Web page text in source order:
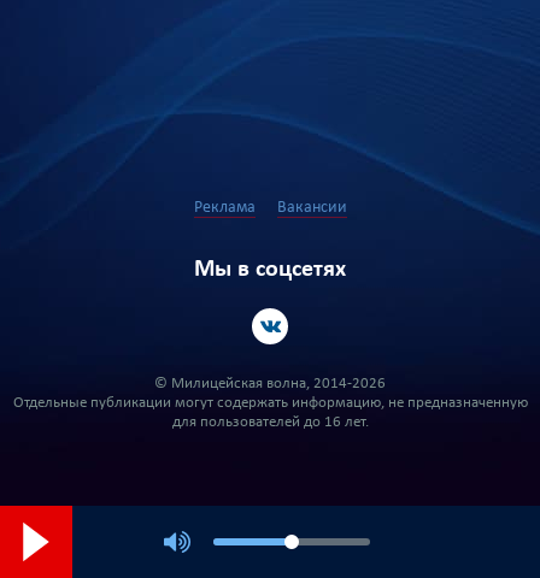
Реклама Вакансии
Мы в соцсетях
© Милицейская волна, 2014-2026
Отдельные публикации могут содержать информацию, не предназначенную
для пользователей до 16 лет.